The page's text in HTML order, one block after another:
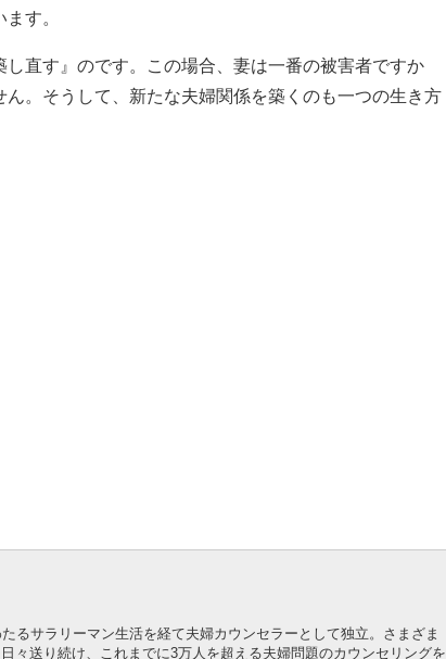
す。
直す』のです。この場合、妻は一番の被害者ですか
。そうして、新たな夫婦関係を築くのも一つの生き方
るサラリーマン生活を経て夫婦カウンセラーとして独立。さまざま
々送り続け、これまでに3万人を超える夫婦問題のカウンセリングを